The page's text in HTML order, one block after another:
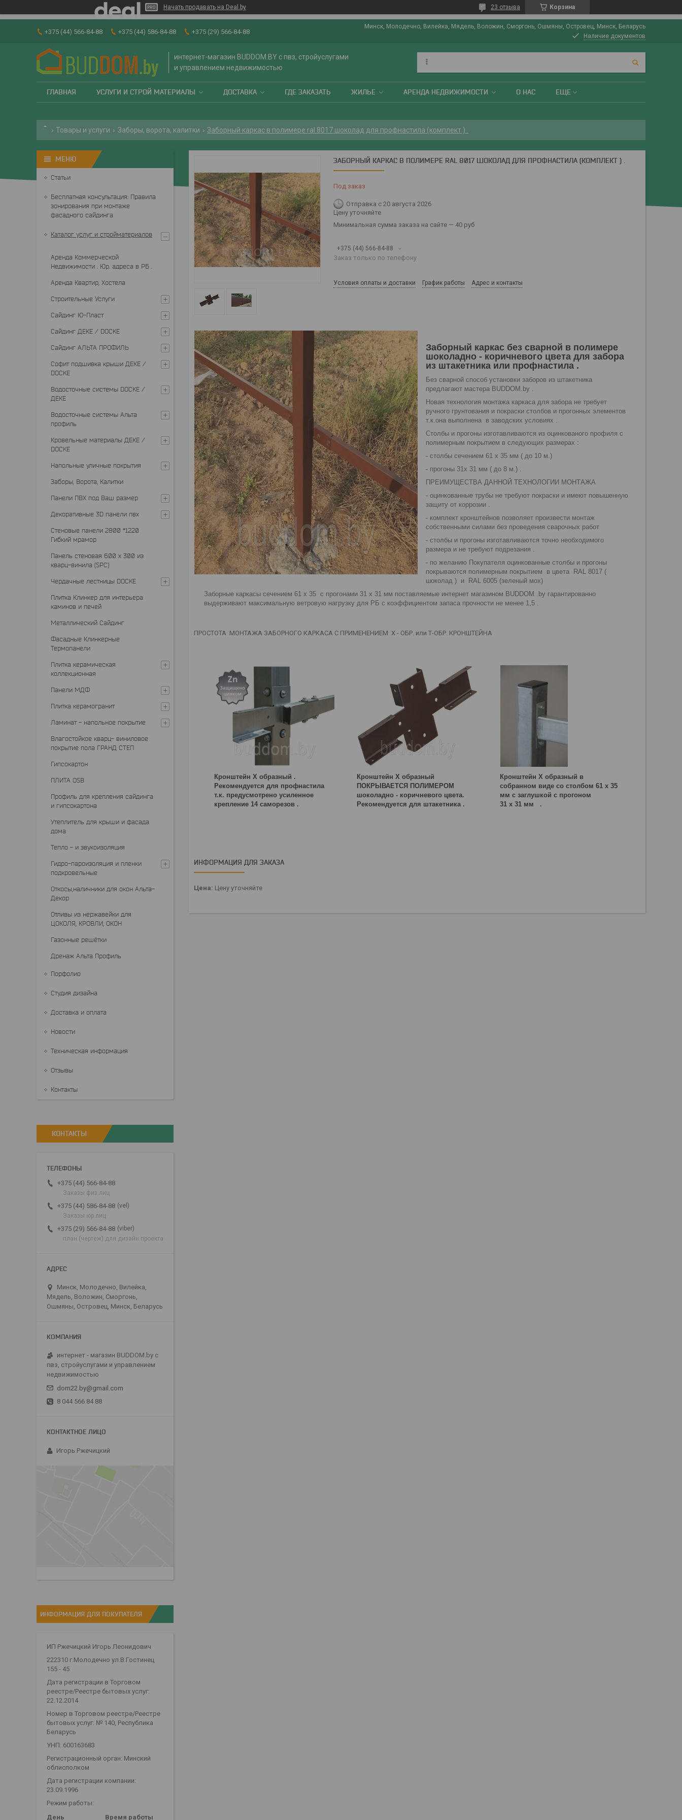
Начать продавать на Deal.by Корзина
23 отзыва
+375 (44) 566-84-88 +375 (44) 586-84-88 +375 (29) 566-84-88
Минск, Молодечно, Вилейка, Мядель, Воложин, Сморгонь, Ошмяны, Островец, Минск, Беларусь
Наличие документов
интернет-магазин BUDDOM.BY с пвз, стройуслугами
и управлением недвижимостью
ГЛАВНАЯ УСЛУГИ И СТРОЙ МАТЕРИАЛЫ ДОСТАВКА ГДЕ ЗАКАЗАТЬ ЖИЛЬЕ АРЕНДА НЕДВИЖИМОСТИ О НАС ЕЩЕ
Товары и услуги Заборы, ворота, калитки Заборный каркас в полимере ral 8017 шоколад для профнастила (комплект ) .
ЗАБОРНЫЙ КАРКАС В ПОЛИМЕРЕ RAL 8017 ШОКОЛАД ДЛЯ ПРОФНАСТИЛА (КОМПЛЕКТ ) .
Под заказ
Отправка с 20 августа 2026
Цену уточняйте
Минимальная сумма заказа на сайте — 40 руб
+375 (44) 566-84-88
Заказ только по телефону
Условия оплаты и доставки График работы Адрес и контакты
Заборный каркас без сварной в полимере
шоколадно - коричневого цвета для забора
из штакетника или профнастила .
Без сварной способ установки заборов из штакетника
предлагают мастера BUDDOM.by .
Новая технология монтажа каркаса для забора не требует
ручного грунтования и покраски столбов и прогонных элементов
т.к.она выполнена в заводских условиях .
Столбы и прогоны изготавливаются из оцинкованого профиля с
полимерным покрытием в следующих размерах :
- столбы сечением 61 х 35 мм ( до 10 м.)
- прогоны 31х 31 мм ( до 8 м.) .
ПРЕИМУЩЕСТВА ДАННОЙ ТЕХНОЛОГИИ МОНТАЖА
- оцинкованные трубы не требуют покраски и имеют повышенную
защиту от коррозии .
- комплект кронштейнов позволяет произвести монтаж
собственными силами без проведения сварочных работ
- столбы и прогоны изготавливаются точно необходимого
размера и не требуют подрезания .
- по желанию Покупателя оцинкованные столбы и прогоны
покрываются полимерным покрытием в цвета RAL 8017 (
шоколад ) и RAL 6005 (зеленый мох)
Заборные каркасы сечением 61 х 35 с прогонами 31 х 31 мм поставляемые интернет магазином BUDDOM .by гарантированно
выдерживают максимальную ветровую нагрузку для РБ с коэффициентом запаса прочности не менее 1,5 .
ПРОСТОТА МОНТАЖА ЗАБОРНОГО КАРКАСА С ПРИМЕНЕНИЕМ Х - ОБР. или Т-ОБР. КРОНШТЕЙНА
Кронштейн Х образный .
Рекомендуется для профнастила
т.к. предусмотрено усиленное
крепление 14 саморезов .
Кронштейн Х образный
ПОКРЫВАЕТСЯ ПОЛИМЕРОМ
шоколадно - коричневого цвета.
Рекомендуется для штакетника .
Кронштейн Х образный в
собранном виде со столбом 61 х 35
мм с заглушкой с прогоном
31 х 31 мм .
ИНФОРМАЦИЯ ДЛЯ ЗАКАЗА
Цена: Цену уточняйте
Статьи
Бесплатная консультация: Правила
зонирования при монтаже
фасадного сайдинга
Каталог услуг и стройматериалов
Аренда Коммерческой
Недвижимости . Юр. адреса в РБ .
Аренда Квартир, Хостела
Строительные Услуги
Сайдинг Ю-Пласт
Сайдинг ДЕКЕ / DOCKE
Сайдинг АЛЬТА ПРОФИЛЬ
Софит подшивка крыши ДЕКЕ /
DOCKE
Водосточные системы DOCKE /
ДЕКЕ
Водосточные системы Альта
профиль
Кровельные материалы ДЕКЕ /
DOCKE
Напольные уличные покрытия
Заборы, Ворота, Калитки
Панели ПВХ под Ваш размер
Декоративные 3D панели пвх
Стеновые панели 2800 *1220
Гибкий мрамор
Панель стеновая 600 х 300 из
кварц-винила (SPC)
Чердачные лестницы DOCKE
Плитка Клинкер для интерьера
каминов и печей
Металлический Сайдинг
Фасадные Клинкерные
Термопанели
Плитка керамическая
коллекционная
Панели МДФ
Плитка керамогранит
Ламинат - напольное покрытие
Влагостойкое кварц- виниловое
покрытие пола ГРАНД СТЕП
Гипсокартон
ПЛИТА OSB
Профиль для крепления сайдинга
и гипсокартона
Утеплитель для крыши и фасада
дома
Тепло - и звукоизоляция
Гидро-пароизоляция и пленки
подкровельные
Откосы,наличники для окон Альта-
Декор
Отливы из нержавейки для
ЦОКОЛЯ, КРОВЛИ, ОКОН
Газонные решётки
Дренаж Альта Профиль
Порфолио
Студия дизайна
Доставка и оплата
Новости
Техническая информация
Отзывы
Контакты
КОНТАКТЫ
+375 (44) 566-84-88
Заказы физ.лиц
+375 (44) 586-84-88 vel
Заказы юр.лиц
+375 (29) 566-84-88 viber
план (чертеж) для дизайн проекта
Минск, Молодечно, Вилейка,
Мядель, Воложин, Сморгонь,
Ошмяны, Островец, Минск, Беларусь
интернет - магазин BUDDOM.by с
пвз, стройуслугами и управлением
недвижимостью
dom22.by@gmail.com
8 044 566 84 88
Игорь Ржечицкий
ИНФОРМАЦИЯ ДЛЯ ПОКУПАТЕЛЯ
ИП Ржечицкий Игорь Леонидович
222310 г.Молодечно ул.В.Гостинец
155 - 45
Дата регистрации в Торговом
реестре/Реестре бытовых услуг:
22.12.2014
Номер в Торговом реестре/Реестре
бытовых услуг: № 140, Республика
Беларусь
УНП: 600163683
Регистрационный орган: Минский
облисполком
Дата регистрации компании:
23.09.1996
Режим работы:
День
Время работы